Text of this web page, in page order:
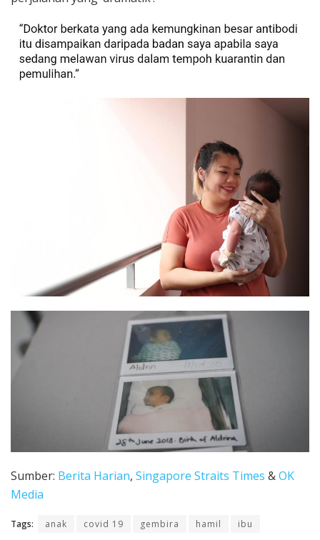
Sumber: Berita Harian, Singapore Straits Times &OK
Media
Tags: anak covid 19 gembira hamil ibu